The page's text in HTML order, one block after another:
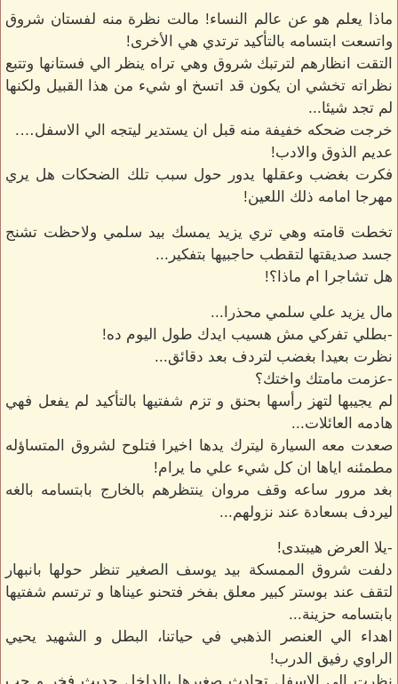
ماذا يعلم هو عن عالم النساء! مالت نظرة منه لفستان شروق
واتسعت ابتسامه بالتأكيد ترتدي هي الأخرى!
التقت انظارهم لترتبك شروق وهي تراه ينظر الي فستانها وتتبع
نظراته تخشي ان يكون قد اتسخ او شيء من هذا القبيل ولكنها
لم تجد شيئا...
خرجت ضحكه خفيفة منه قبل ان يستدير ليتجه الي الاسفل….
عديم الذوق والادب!
فكرت بغضب وعقلها يدور حول سبب تلك الضحكات هل يري
مهرجا امامه ذلك اللعين!
تخطت قامته وهي تري يزيد يمسك بيد سلمي ولاحظت تشنج
جسد صديقتها لتقطب حاجبيها بتفكير...
هل تشاجرا ام ماذا؟!
مال يزيد علي سلمي محذرا...
-بطلي تفركي مش هسيب ايدك طول اليوم ده!
نظرت بعيدا بغضب لتردف بعد دقائق...
-عزمت مامتك واختك؟
لم يجيبها لتهز رأسها بحنق و تزم شفتيها بالتأكيد لم يفعل فهي
هادمه العائلات...
صعدت معه السيارة ليترك يدها اخيرا فتلوح لشروق المتساؤله
مطمئنه اياها ان كل شيء علي ما يرام!
بغد مرور ساعه وقف مروان ينتظرهم بالخارج بابتسامه بالغه
ليردف بسعادة عند نزولهم...
-يلا العرض هيبتدى!
دلفت شروق الممسكة بيد يوسف الصغير تنظر حولها بانبهار
لتقف عند بوستر كبير معلق بفخر فتحنو عيناها و ترتسم شفتيها
بابتسامه حزينة...
اهداء الي العنصر الذهبي في حياتنا، البطل و الشهيد يحيي
الراوي رفيق الدرب!